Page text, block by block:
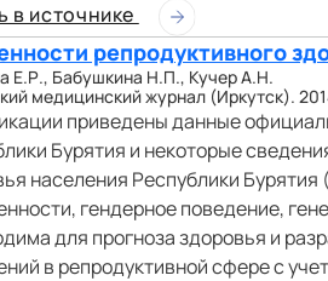
в источнике
репродуктивного
Е.Р., Бабушкина Н.П., Кучер А.Н.
медицинский журнал (Иркутск).
приведены данные
Бурятия и некоторые
населения Республики
гендерное поведение,
для прогноза здоровья и
в репродуктивной сфере с